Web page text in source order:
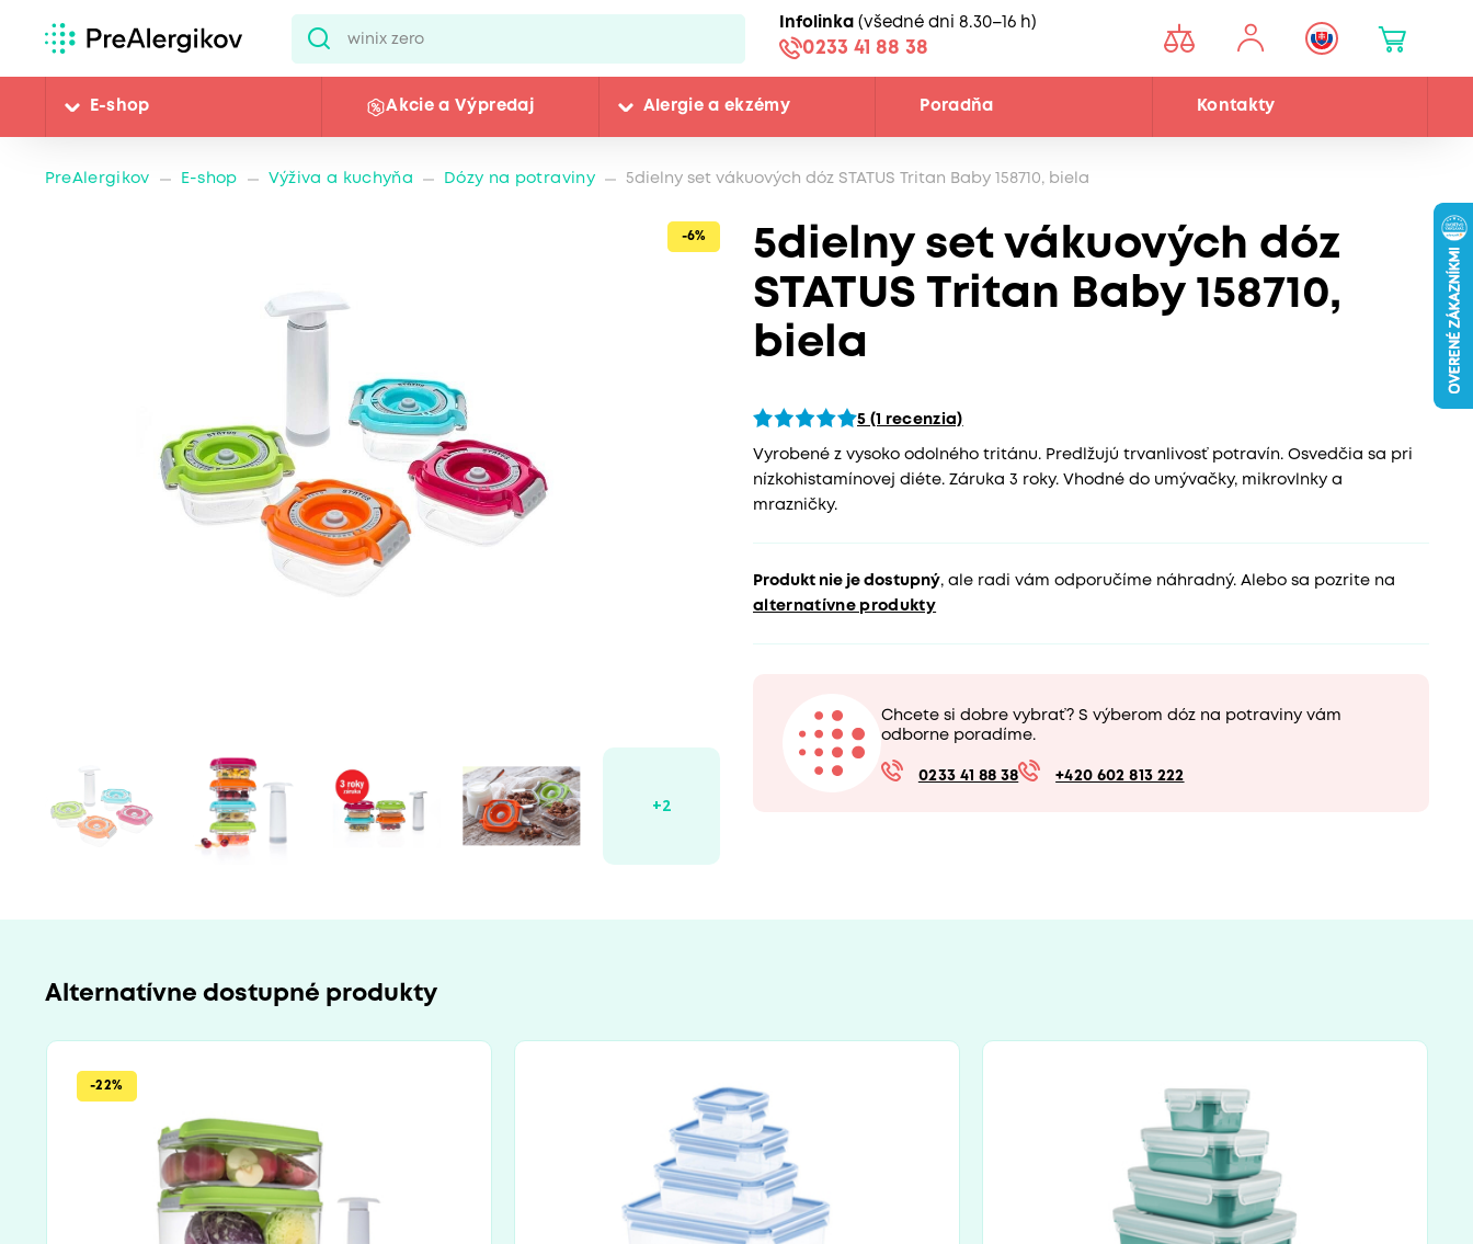
Infolinka (všedné dni 8.30–16 h)
0233 41 88 38
E-shop Akcie a Výpredaj Alergie a ekzémy Poradňa Kontakty
PreAlergikov E-shop Výživa a kuchyňa Dózy na potraviny 5dielny set vákuových dóz STATUS Tritan Baby 158710, biela
5dielny set vákuových dóz
STATUS Tritan Baby 158710,
biela
-6%
5 (1 recenzia)
Vyrobené z vysoko odolného tritánu. Predlžujú trvanlivosť potravín. Osvedčia sa pri
nízkohistamínovej diéte. Záruka 3 roky. Vhodné do umývačky, mikrovlnky a
mrazničky.
Produkt nie je dostupný, ale radi vám odporučíme náhradný. Alebo sa pozrite na
alternatívne produkty
Chcete si dobre vybrať? S výberom dóz na potraviny vám
odborne poradíme.
0233 41 88 38 +420 602 813 222
Alternatívne dostupné produkty
-22%